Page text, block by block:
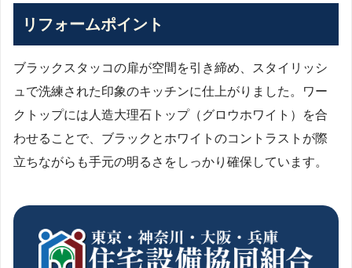
リフォームポイント
ブラックスタッコの扉が空間を引き締め、スタイリッシ
ュで洗練された印象のキッチンに仕上がりました。ワー
クトップには人造大理石トップ（グロウホワイト）を合
わせることで、ブラックとホワイトのコントラストが際
立ちながらも手元の明るさをしっかり確保しています。